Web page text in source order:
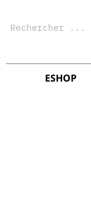
ESHOP